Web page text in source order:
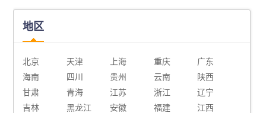
地区
北京 天津 上海 重庆
广东
海南
四川 贵州 云南
陕西
甘肃
青海 江苏 浙江
辽宁
吉林
黑龙江 安徽 福建
江西